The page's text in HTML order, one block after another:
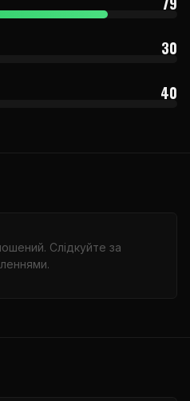
30
40
Слідкуйте за